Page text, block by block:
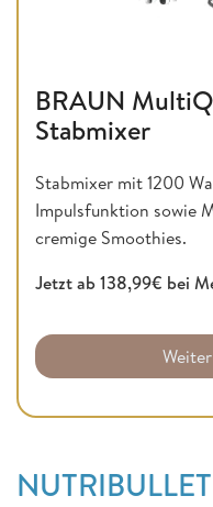
BRAUN
Stabmixer
Stabmixer mit 1200
Impulsfunktion sowie
cremige Smoothies.
Jetzt ab 138,99€ bei